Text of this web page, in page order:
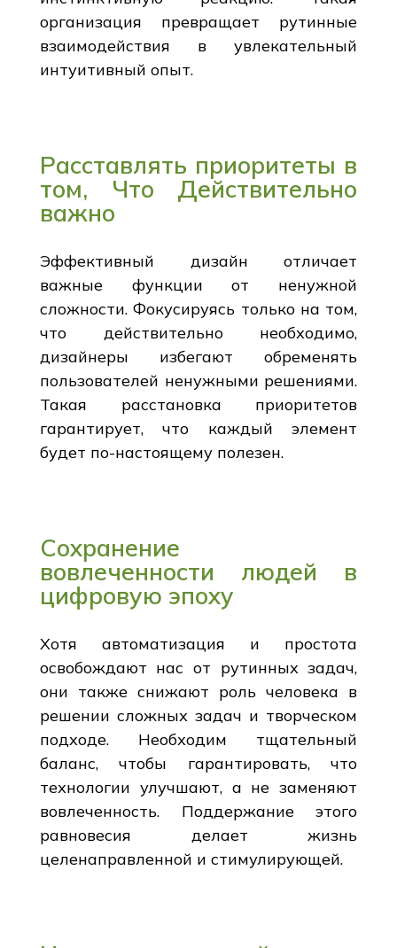
организация превращает рутинные
взаимодействия в увлекательный
интуитивный опыт.
Расставлять приоритеты в
том, Что Действительно
важно
Эффективный дизайн отличает
важные функции от ненужной
сложности. Фокусируясь только на том,
что действительно необходимо,
дизайнеры избегают обременять
пользователей ненужными решениями.
Такая расстановка приоритетов
гарантирует, что каждый элемент
будет по-настоящему полезен.
Сохранение
вовлеченности людей в
цифровую эпоху
Хотя автоматизация и простота
освобождают нас от рутинных задач,
они также снижают роль человека в
решении сложных задач и творческом
подходе. Необходим тщательный
баланс, чтобы гарантировать, что
технологии улучшают, а не заменяют
вовлеченность. Поддержание этого
равновесия делает жизнь
целенаправленной и стимулирующей.